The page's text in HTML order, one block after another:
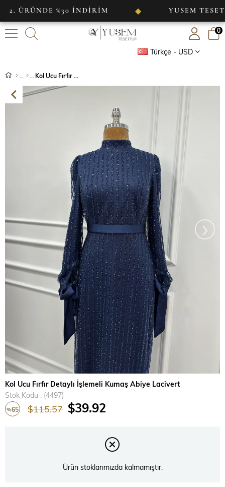
%30 İNDİRİM ◆ YUSEM TESETTÜR
Türkçe - USD
0
Kol Ucu Fırfır Detaylı İşlemeli Kumaş Abiye Lacivert
›
Kol Ucu Fırfır Detaylı İşlemeli Kumaş Abiye Lacivert
Stok Kodu
(4497)
%65 $115.57 $39.92
Ürün stoklarımızda kalmamıştır.